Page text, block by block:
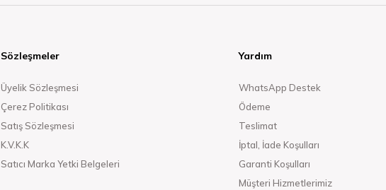
Sözleşmeler
Üyelik Sözleşmesi
Çerez Politikası
Satış Sözleşmesi
K.V.K.K
Satıcı Marka Yetki Belgeleri
Yardım
WhatsApp Destek
Ödeme
Teslimat
İptal, İade Koşulları
Garanti Koşulları
Müşteri Hizmetlerimiz